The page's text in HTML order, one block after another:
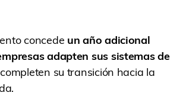
concede un año adicional
adapten sus sistemas de
su transición hacia la